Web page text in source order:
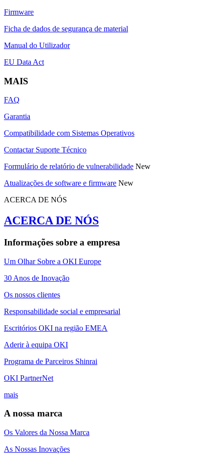
Firmware
Ficha de dados de segurança de material
Manual do Utilizador
EU Data Act
MAIS
FAQ
Garantia
Compatibilidade com Sistemas Operativos
Contactar Suporte Técnico
Formulário de relatório de vulnerabilidade New
Atualizações de software e firmware New
ACERCA DE NÓS
ACERCA DE NÓS
Informações sobre a empresa
Um Olhar Sobre a OKI Europe
30 Anos de Inovação
Os nossos clientes
Responsabilidade social e empresarial
Escritórios OKI na região EMEA
Aderir à equipa OKI
Programa de Parceiros Shinrai
OKI PartnerNet
mais
A nossa marca
Os Valores da Nossa Marca
As Nossas Inovações